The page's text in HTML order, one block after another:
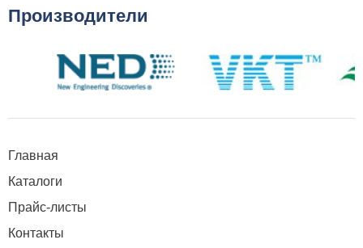
Производители
Главная
Каталоги
Прайс-листы
Контакты